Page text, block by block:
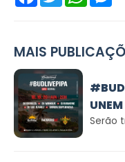
MAIS
Serão